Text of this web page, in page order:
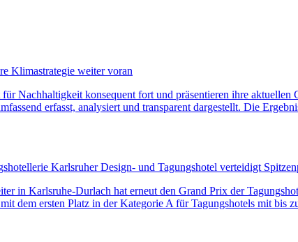
Klimastrategie weiter voran
Nachhaltigkeit konsequent fort und präsentieren ihre
erfasst, analysiert und transparent dargestellt. Die
Karlsruher Design- und Tagungshotel verteidigt
in Karlsruhe-Durlach hat erneut den Grand Prix der
dem ersten Platz in der Kategorie A für Tagungshotels mit